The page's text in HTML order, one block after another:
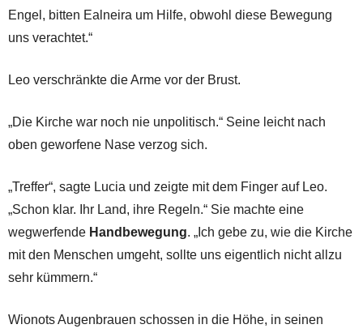
Engel, bitten Ealneira um Hilfe, obwohl diese Bewegung
uns verachtet.“
Leo verschränkte die Arme vor der Brust.
„Die Kirche war noch nie unpolitisch.“ Seine leicht nach
oben geworfene Nase verzog sich.
„Treffer“, sagte Lucia und zeigte mit dem Finger auf Leo.
„Schon klar. Ihr Land, ihre Regeln.“ Sie machte eine
wegwerfende Handbewegung. „Ich gebe zu, wie die Kirche
mit den Menschen umgeht, sollte uns eigentlich nicht allzu
sehr kümmern.“
Wionots Augenbrauen schossen in die Höhe, in seinen